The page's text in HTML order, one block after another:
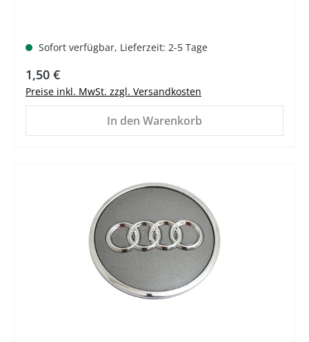
Sofort verfügbar, Lieferzeit: 2-5 Tage
Regulärer Preis:
1,50 €
Preise inkl. MwSt. zzgl. Versandkosten
In den Warenkorb